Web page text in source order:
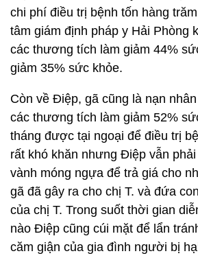
chi phí điều trị bệnh tốn hàng
tâm giám định pháp y Hải Phòng
các thương tích làm giảm 44%
giảm 35% sức khỏe.
Còn về Điệp, gã cũng là nạn
các thương tích làm giảm 52%
tháng được tại ngoại để điều trị
rất khó khăn nhưng Điệp vẫn
vành móng ngựa để trả giá cho
gã đã gây ra cho chị T. và đứa
của chị T. Trong suốt thời gian
nào Điệp cũng cúi mặt để lẩn
căm giận của gia đình người bị